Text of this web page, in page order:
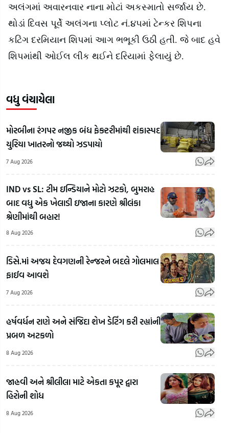
અલંગમાં અવારનવાર નાના મોટાં અકસ્માતો સર્જાય છે.
થોડાં દિવસ પૂર્વે અલંગના પ્લોટ નં.૪૫માં ટેન્કર શિપના
કટિંગ દરમિયાન શિપમાં આગ ભભૂકી ઉઠી હતી. જે બાદ હવે
શિપમાંથી ઓઈલ લીક થઈને દરિયામાં ફેેલાયું છે.
વધુ વંચાયેલા
મોરબીના રંગપર નજીક બંધ ફેક્ટરીમાંથી શંકાસ્પદ
યુરિયા ખાતરનો જથ્થો ઝડપાયો
7 Aug 2026
IND vs SL: ટીમ ઇન્ડિયાને મોટો ઝટકો, બુમરાહ
બાદ વધુ એક ખેલાડી ઇજાના કારણે શ્રીલંકા
શ્રેણીમાંથી બહાર!
8 Aug 2026
ડિસે.માં અજય દેવગણની રેન્જરને બદલે ગોલમાલ
ફાઈવ આવશે
7 Aug 2026
હર્ષવર્ધન રાણે અને સંજિદા શેખ ડેટિંગ કરી રહ્યાંની
પ્રબળ અટકળો
8 Aug 2026
જાહ્નવી અને શ્રીલીલા માટે એકતા કપૂર દ્વારા
હિરોની શોધ
8 Aug 2026
વિપદા
વચ્ચે પણ
સફળતાનો
કંડારતી
વેરાવળની
દીકરી,
અભ્યાસ
ટેભે
જીવનનું
કરવાની
જામનગર
જતો 23
જ ગાયબ!
રાજકોટમાં